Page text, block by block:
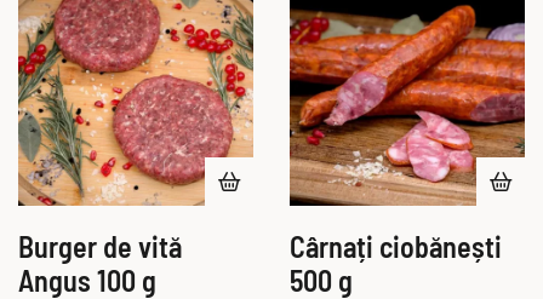
Burger de vită
Angus 100 g
Cârnați ciobănești
500 g